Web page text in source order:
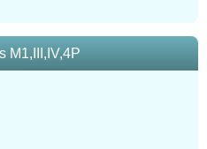
M1,III,IV,4P